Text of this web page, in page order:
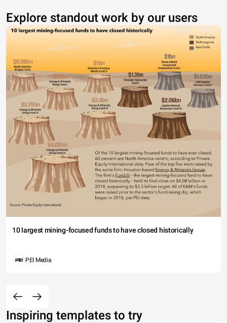
Explore standout work by our users
10 largest mining-focused funds to have closed historically
PEI Media
Inspiring templates to try